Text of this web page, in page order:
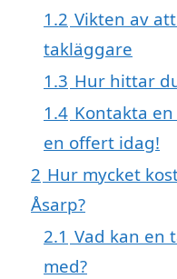
1.2 Vikten av
takläggare
1.3 Hur hittar
1.4 Kontakta
en offert idag!
2 Hur mycket
Åsarp?
2.1 Vad kan en
med?